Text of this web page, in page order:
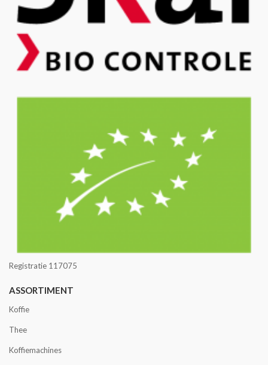
Registratie 117075
ASSORTIMENT
Koffie
Thee
Koffiemachines